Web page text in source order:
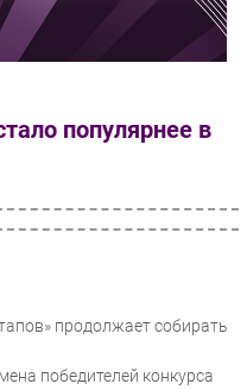
популярнее в
продолжает собирать
победителей конкурса